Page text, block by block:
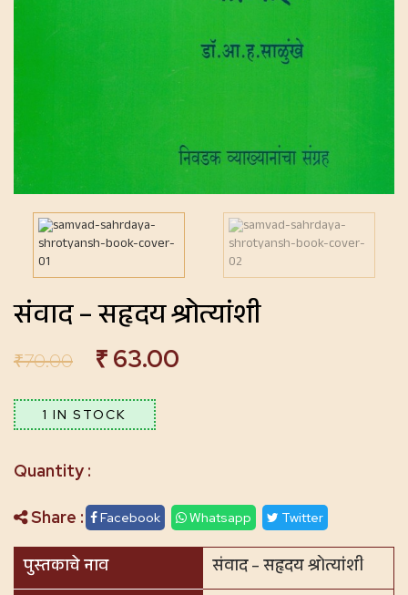
संवाद – सहृदय श्रोत्यांशी
₹70.00 ₹ 63.00
1 IN STOCK
Share : Facebook Whatsapp Twitter
पुस्तकाचे नाव
संवाद – सहृदय श्रोत्यांशी